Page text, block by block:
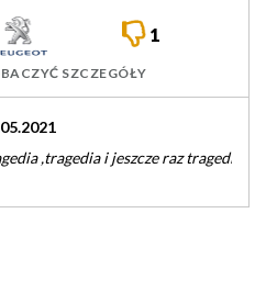
1
SZCZEGÓŁY
tragedia.